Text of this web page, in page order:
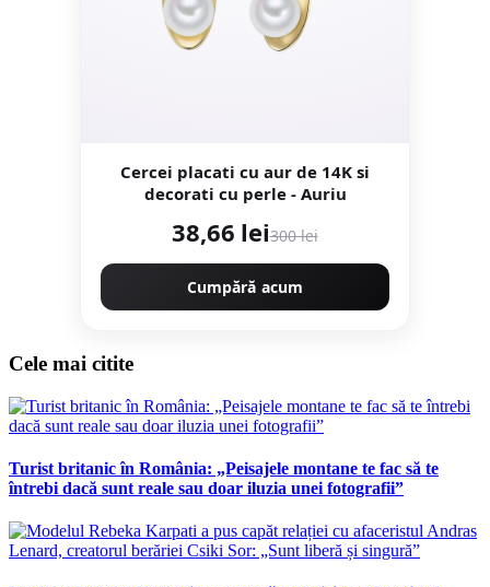
Cercei placati cu aur de 14K si
decorati cu perle - Auriu
38,66 lei300 lei
Cumpără acum
Cele mai citite
Turist britanic în România: „Peisajele montane te fac să te
întrebi dacă sunt reale sau doar iluzia unei fotografii”